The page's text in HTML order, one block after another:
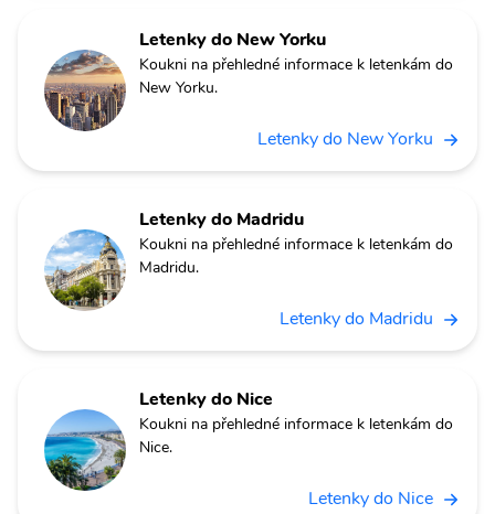
Letenky do New Yorku
Koukni na přehledné informace k letenkám do
New Yorku.
Letenky do New Yorku
Letenky do Madridu
Koukni na přehledné informace k letenkám do
Madridu.
Letenky do Madridu
Letenky do Nice
Koukni na přehledné informace k letenkám do
Nice.
Letenky do Nice